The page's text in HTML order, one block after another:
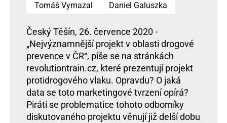
Tomáš Vymazal
Daniel Galuszka
Český Těšín, 26. července 2020 -
„Nejvýznamnější projekt v oblasti drogové
prevence v ČR“, píše se na stránkách
revolutiontrain.cz, které prezentují projekt
protidrogového vlaku. Opravdu? O jaká
data se toto marketingové tvrzení opírá?
Piráti se problematice tohoto odborníky
diskutovaného projektu věnují již delší dobu